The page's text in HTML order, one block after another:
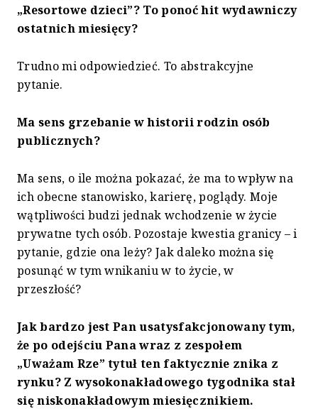
„Resortowe dzieci”? To ponoć hit wydawniczy
ostatnich miesięcy?
Trudno mi odpowiedzieć. To abstrakcyjne
pytanie.
Ma sens grzebanie w historii rodzin osób
publicznych?
Ma sens, o ile można pokazać, że ma to wpływ na
ich obecne stanowisko, karierę, poglądy. Moje
wątpliwości budzi jednak wchodzenie w życie
prywatne tych osób. Pozostaje kwestia granicy – i
pytanie, gdzie ona leży? Jak daleko można się
posunąć w tym wnikaniu w to życie, w
przeszłość?
Jak bardzo jest Pan usatysfakcjonowany tym,
że po odejściu Pana wraz z zespołem
„Uważam Rze” tytuł ten faktycznie znika z
rynku? Z wysokonakładowego tygodnika stał
się niskonakładowym miesięcznikiem.